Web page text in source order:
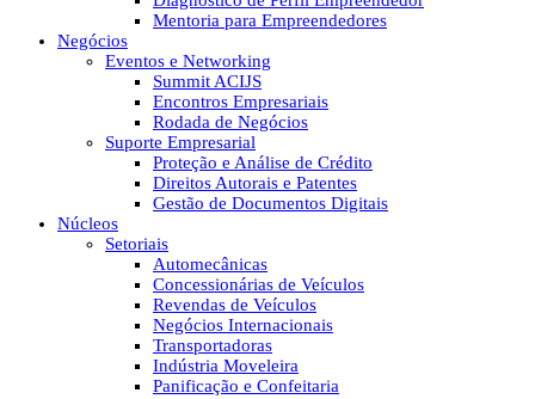
Mentoria para Empreendedores
Negócios
Eventos e Networking
Summit ACIJS
Encontros Empresariais
Rodada de Negócios
Suporte Empresarial
Proteção e Análise de Crédito
Direitos Autorais e Patentes
Gestão de Documentos Digitais
Núcleos
Setoriais
Automecânicas
Concessionárias de Veículos
Revendas de Veículos
Negócios Internacionais
Transportadoras
Indústria Moveleira
Panificação e Confeitaria